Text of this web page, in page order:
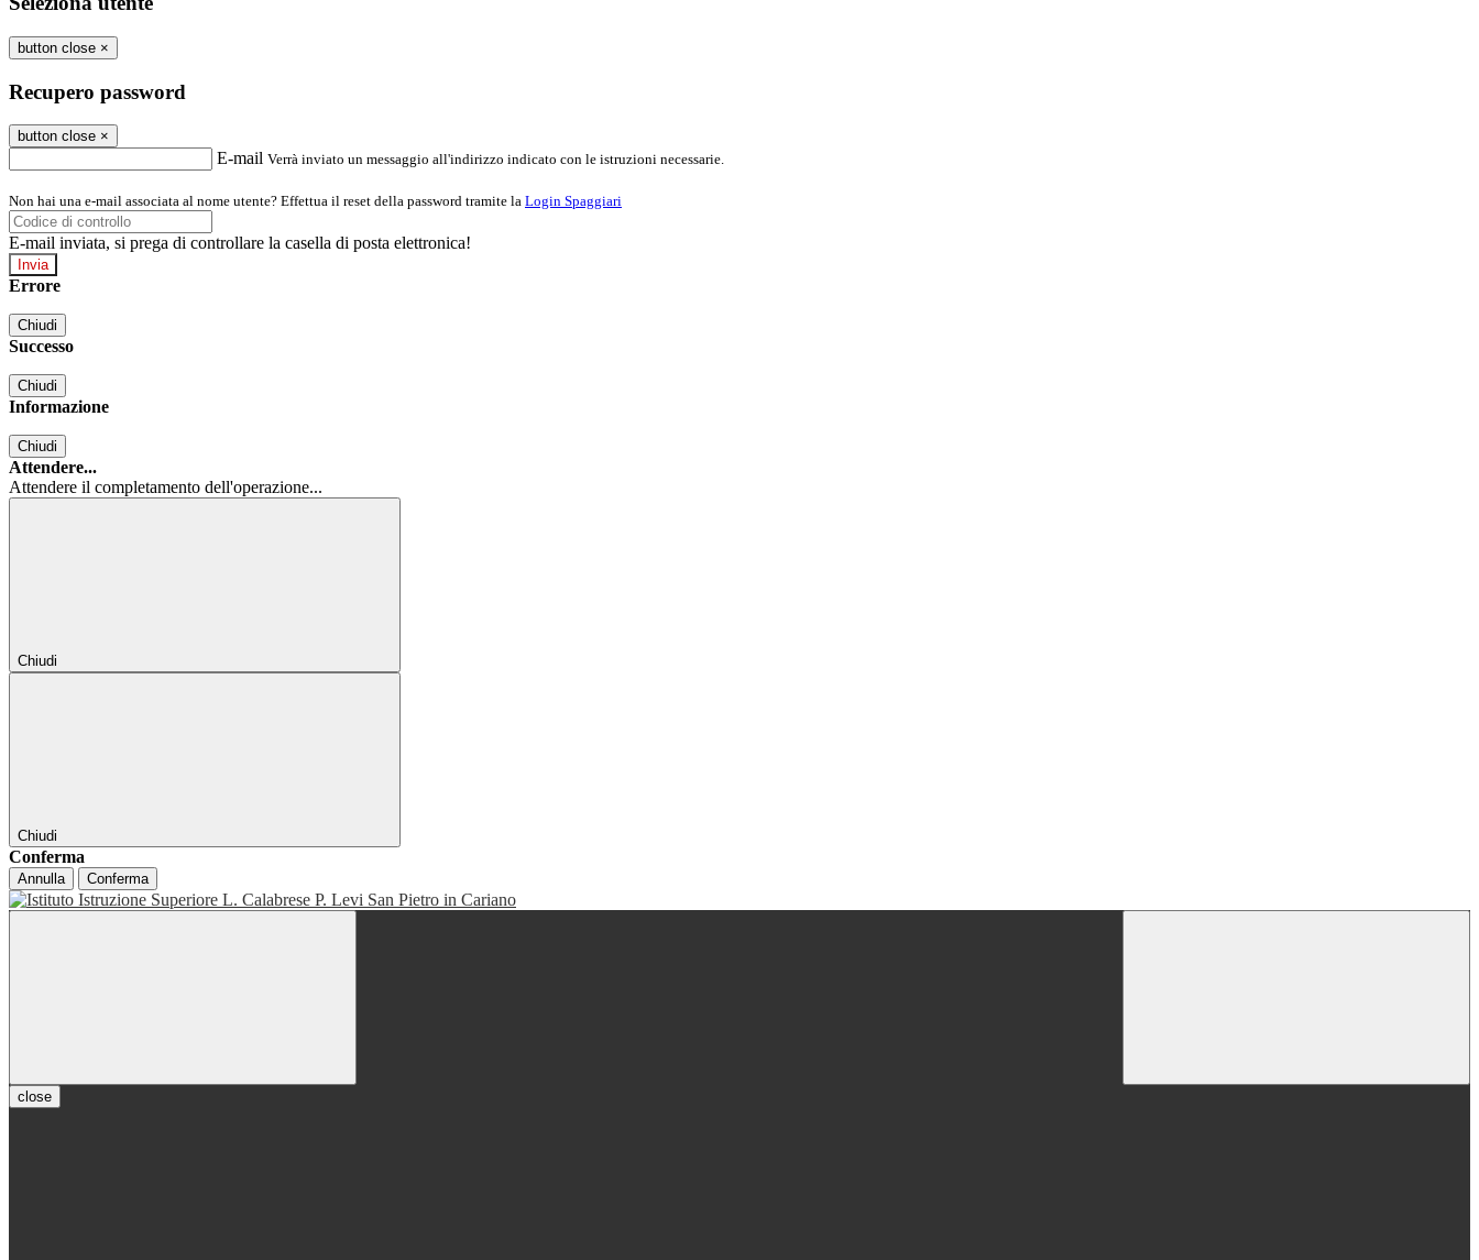
button close ×
Recupero password
button close ×
E-mail Verrà inviato un messaggio all'indirizzo indicato con le istruzioni necessarie.
Non hai una e-mail associata al nome utente? Effettua il reset della password tramite la Login Spaggiari
E-mail inviata, si prega di controllare la casella di posta elettronica!
Errore
Chiudi
Successo
Chiudi
Informazione
Chiudi
Attendere...
Attendere il completamento dell'operazione...
Chiudi
Chiudi
Conferma
Annulla Conferma
close